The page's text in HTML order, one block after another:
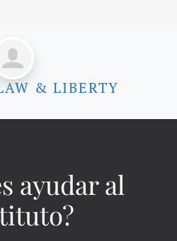
& LIBERTY
ayudar al